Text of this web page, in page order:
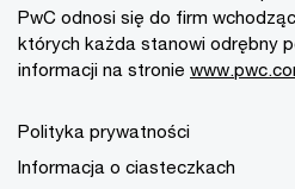
PwC odnosi się do firm
których każda stanowi odrębny
informacji na stronie
Polityka prywatności
Informacja o ciasteczkach